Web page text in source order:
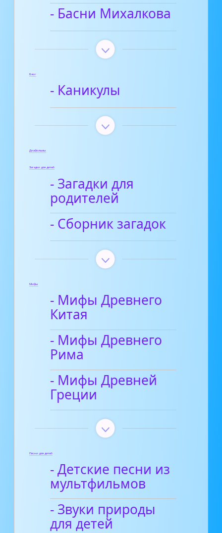
- Басни Михалкова
Блог
- Каникулы
Диафильмы
Загадки для детей
- Загадки для
родителей
- Сборник загадок
Мифы
- Мифы Древнего
Китая
- Мифы Древнего
Рима
- Мифы Древней
Греции
Песни для детей
- Детские песни из
мультфильмов
- Звуки природы
для детей